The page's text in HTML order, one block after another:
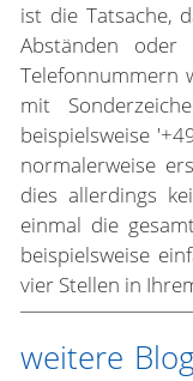
ist die Tatsache,
Abständen oder
Telefonnummern
mit
beispielsweise
normalerweise
dies allerdings
einmal die
beispielsweise
vier Stellen in
weitere